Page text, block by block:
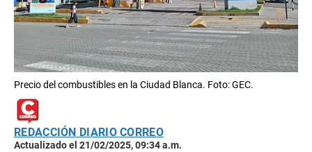
Precio del combustibles en la Ciudad Blanca. Foto: GEC.
REDACCIÓN DIARIO CORREO
Actualizado el 21/02/2025, 09:34 a.m.